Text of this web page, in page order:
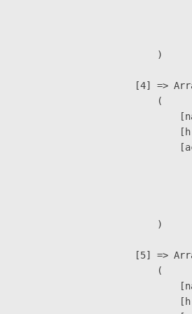
                        )
[4] =>
                        (
                        )
[5] =>
                        (